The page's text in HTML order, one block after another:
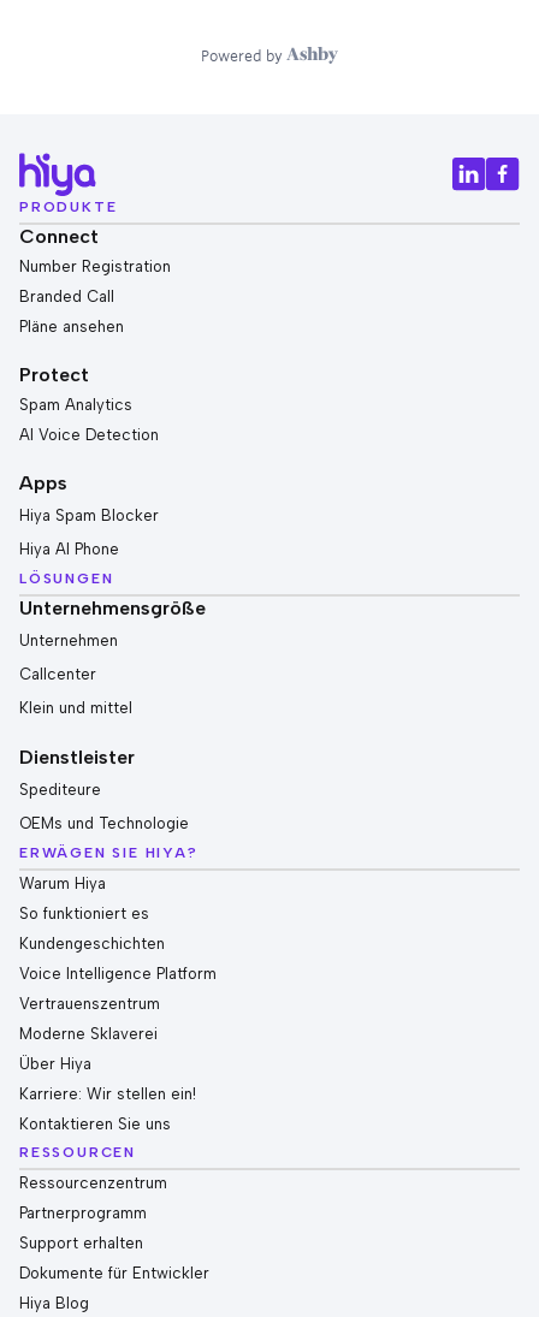
PRODUKTE
Connect
Number Registration
Branded Call
Pläne ansehen
Protect
Spam Analytics
AI Voice Detection
Apps
Hiya Spam Blocker
Hiya AI Phone
LÖSUNGEN
Unternehmensgröße
Unternehmen
Callcenter
Klein und mittel
Dienstleister
Spediteure
OEMs und Technologie
ERWÄGEN SIE HIYA?
Warum Hiya
So funktioniert es
Kundengeschichten
Voice Intelligence Platform
Vertrauenszentrum
Moderne Sklaverei
Über Hiya
Karriere: Wir stellen ein!
Kontaktieren Sie uns
RESSOURCEN
Ressourcenzentrum
Partnerprogramm
Support erhalten
Dokumente für Entwickler
Hiya Blog